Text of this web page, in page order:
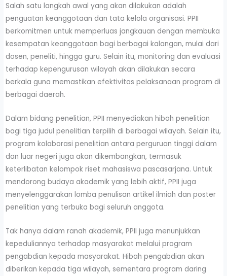
Salah satu langkah awal yang akan dilakukan adalah
penguatan keanggotaan dan tata kelola organisasi. PPII
berkomitmen untuk memperluas jangkauan dengan membuka
kesempatan keanggotaan bagi berbagai kalangan, mulai dari
dosen, peneliti, hingga guru. Selain itu, monitoring dan evaluasi
terhadap kepengurusan wilayah akan dilakukan secara
berkala guna memastikan efektivitas pelaksanaan program di
berbagai daerah.
Dalam bidang penelitian, PPII menyediakan hibah penelitian
bagi tiga judul penelitian terpilih di berbagai wilayah. Selain itu,
program kolaborasi penelitian antara perguruan tinggi dalam
dan luar negeri juga akan dikembangkan, termasuk
keterlibatan kelompok riset mahasiswa pascasarjana. Untuk
mendorong budaya akademik yang lebih aktif, PPII juga
menyelenggarakan lomba penulisan artikel ilmiah dan poster
penelitian yang terbuka bagi seluruh anggota.
Tak hanya dalam ranah akademik, PPII juga menunjukkan
kepeduliannya terhadap masyarakat melalui program
pengabdian kepada masyarakat. Hibah pengabdian akan
diberikan kepada tiga wilayah, sementara program daring